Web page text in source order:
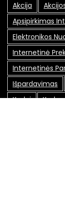
Akcija
Apsipirkimas
Elektronikos
Internetinė
Internetinės
Išpardavimas
Kodai
Kodas